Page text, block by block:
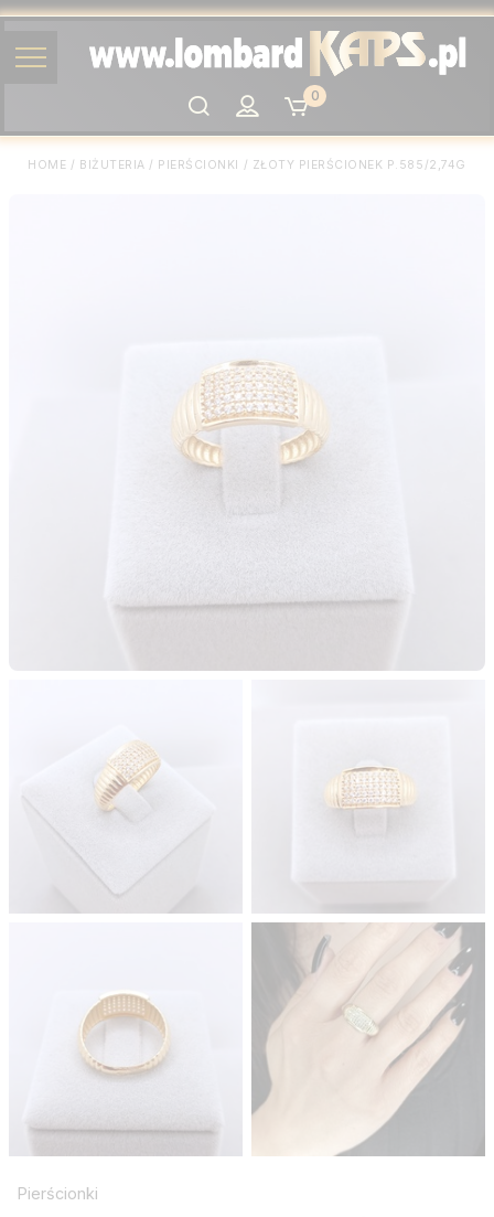
Szukaj
0
HOME / BIŻUTERIA / PIERŚCIONKI / ZŁOTY PIERŚCIONEK P.585/2,74G
Pierścionki